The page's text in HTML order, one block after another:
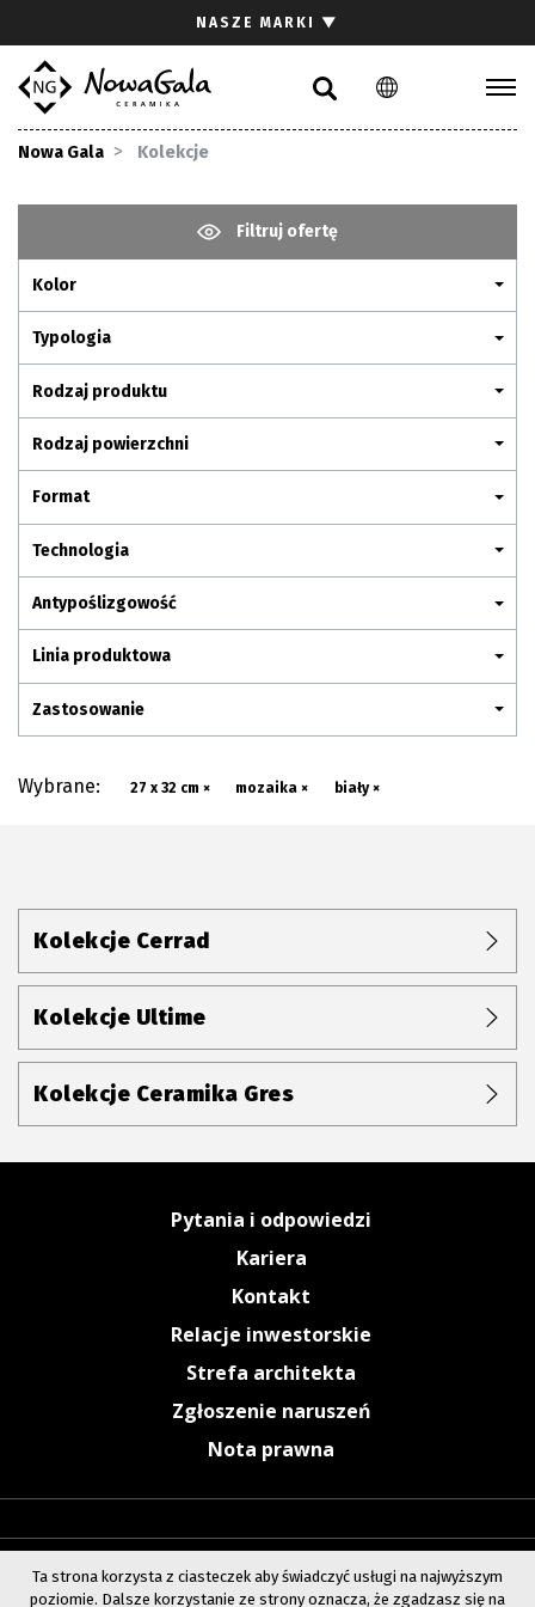
PL EN
NASZE MARKI ▼
Nowa Gala Kolekcje
Filtruj ofertę
Kolor
Typologia
Rodzaj produktu
Rodzaj powierzchni
Format
Technologia
Antypoślizgowość
Linia produktowa
Zastosowanie
Wybrane: 27 x 32 cm × mozaika × biały ×
Kolekcje Cerrad
Kolekcje Ultime
Kolekcje Ceramika Gres
Pytania i odpowiedzi
Kariera
Kontakt
Relacje inwestorskie
Strefa architekta
Zgłoszenie naruszeń
Nota prawna
Gdzie kupić
Pliki do pobrania
Pytania i odpowiedzi
Kariera
Kontakt
Komunikacja z akcjonariuszami
Ta strona korzysta z ciasteczek aby świadczyć usługi na najwyższym
poziomie. Dalsze korzystanie ze strony oznacza, że zgadzasz się na